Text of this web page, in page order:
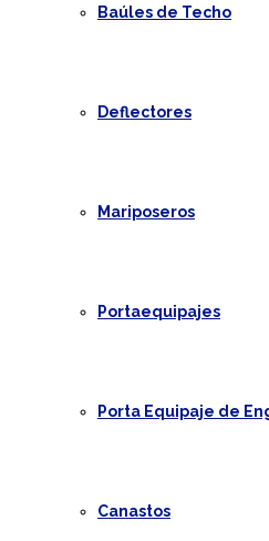
Baúles de Techo
Deflectores
Mariposeros
Portaequipajes
Porta Equipaje de
Canastos